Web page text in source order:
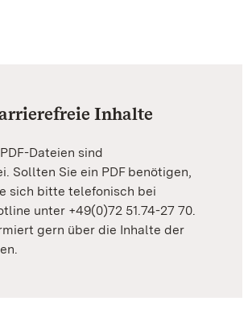
Inhalte
Dateien sind
Sollten Sie ein PDF benötigen,
sich bitte telefonisch bei
unter +49(0)72 51.74-27 70.
gern über die Inhalte der